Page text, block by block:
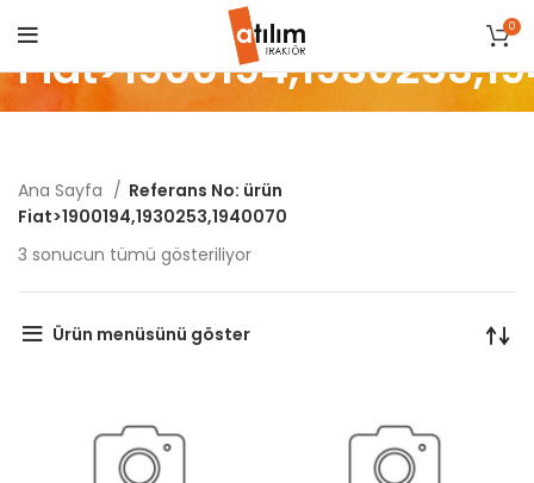
0
Ana Sayfa
Referans No: ürün
Fiat>1900194,1930253,1940070
3 sonucun tümü gösteriliyorPopülerliğe
Ürün menüsünü göster